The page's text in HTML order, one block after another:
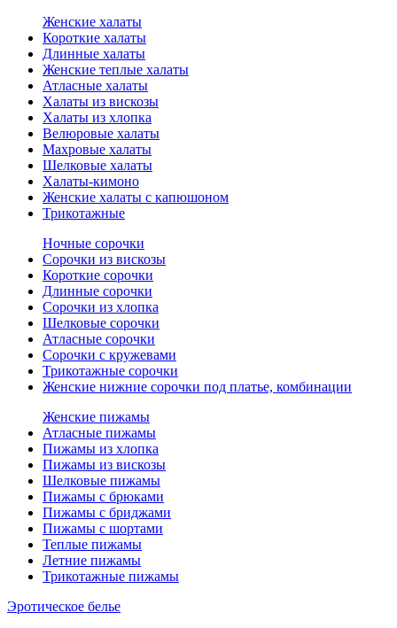
Женские халаты
Короткие халаты
Длинные халаты
Женские теплые халаты
Атласные халаты
Халаты из вискозы
Халаты из хлопка
Велюровые халаты
Махровые халаты
Шелковые халаты
Халаты-кимоно
Женские халаты с капюшоном
Трикотажные
Ночные сорочки
Сорочки из вискозы
Короткие сорочки
Длинные сорочки
Сорочки из хлопка
Шелковые сорочки
Атласные сорочки
Сорочки с кружевами
Трикотажные сорочки
Женские нижние сорочки под платье, комбинации
Женские пижамы
Атласные пижамы
Пижамы из хлопка
Пижамы из вискозы
Шелковые пижамы
Пижамы с брюками
Пижамы с бриджами
Пижамы с шортами
Теплые пижамы
Летние пижамы
Трикотажные пижамы
Эротическое белье